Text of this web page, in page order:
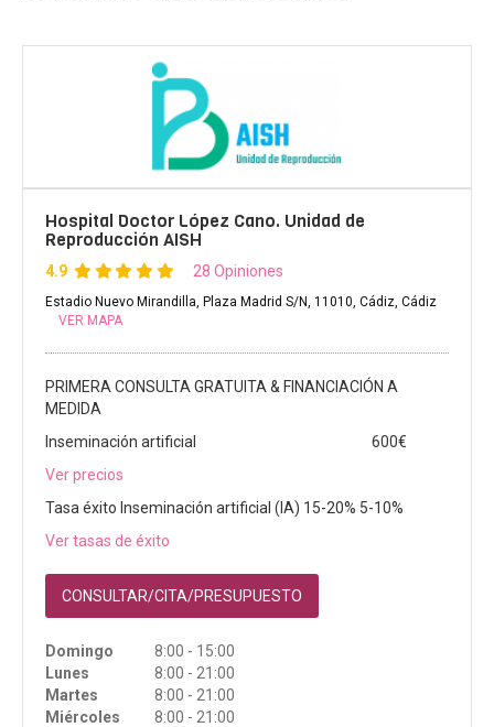
Hospital Doctor López Cano. Unidad de
Reproducción AISH
4.9 28 Opiniones
Estadio Nuevo Mirandilla, Plaza Madrid S/N, 11010, Cádiz, Cádiz
VER MAPA
PRIMERA CONSULTA GRATUITA & FINANCIACIÓN A
MEDIDA
Inseminación artificial
600€
Ver precios
Tasa éxito Inseminación artificial (IA) 15-20% 5-10%
Ver tasas de éxito
CONSULTAR/CITA/PRESUPUESTO
Domingo
8:00 - 15:00
Lunes
8:00 - 21:00
Martes
8:00 - 21:00
Miércoles
8:00 - 21:00